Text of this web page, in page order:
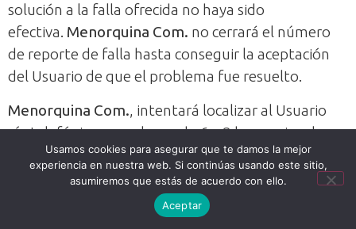
solución a la falla ofrecida no haya sido
efectiva. Menorquina Com. no cerrará el número
de reporte de falla hasta conseguir la aceptación
del Usuario de que el problema fue resuelto.
Menorquina Com., intentará localizar al Usuario
vía telefónica en un lapso de 6 a 8 horas; si no logra
localizar al Usuario,Menorquina Com.enviará un
mail notificándole la resolución de la falla y el cierre
Usamos cookies para asegurar que te damos la mejor
experiencia en nuestra web. Si continúas usando este sitio,
asumiremos que estás de acuerdo con ello.
Aceptar